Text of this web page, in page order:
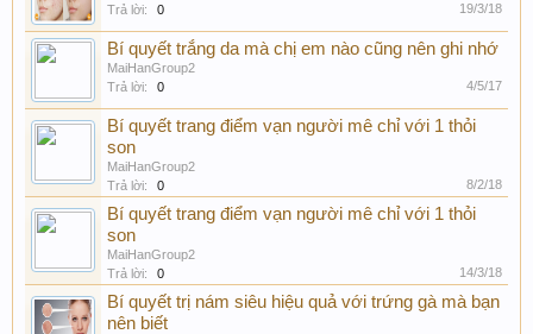
Trả lời:
0 19/3/18
Bí quyết trắng da mà chị em nào cũng nên ghi nhớ
MaiHanGroup2
Trả lời:
0 4/5/17
Bí quyết trang điểm vạn người mê chỉ với 1 thỏi
son
MaiHanGroup2
Trả lời:
0 8/2/18
Bí quyết trang điểm vạn người mê chỉ với 1 thỏi
son
MaiHanGroup2
Trả lời:
0 14/3/18
Bí quyết trị nám siêu hiệu quả với trứng gà mà bạn
nên biết